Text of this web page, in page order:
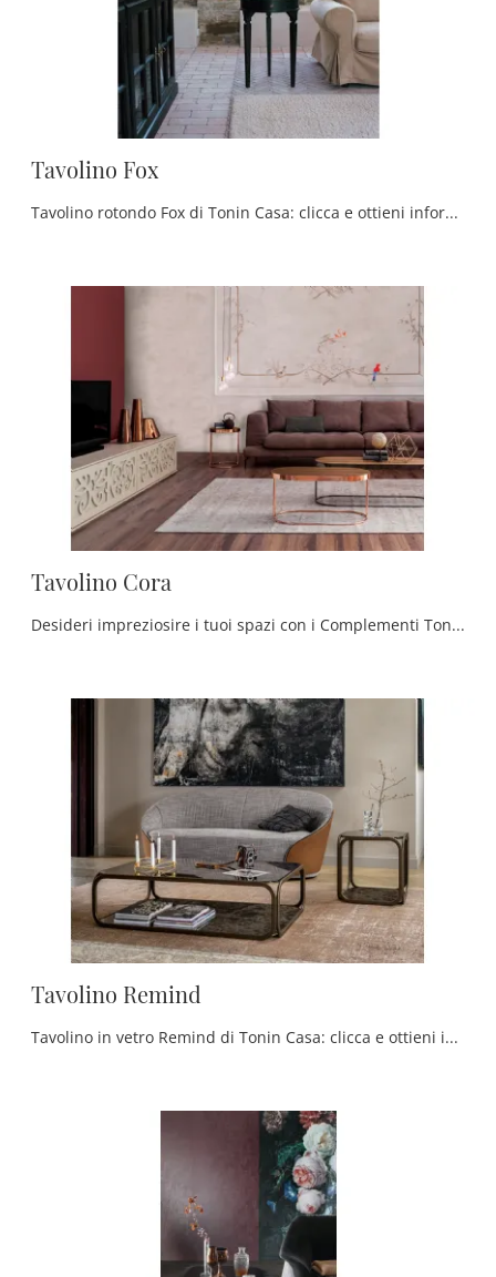
Tavolino Fox
Tavolino rotondo Fox di Tonin Casa: clicca e ottieni informazioni sui Complementi e tavolini classici in legno del rinomato brand!
Tavolino Cora
Desideri impreziosire i tuoi spazi con i Complementi Tonin Casa? Eccoti vari modelli di tavolini in legno come Tavolino Cora.
Tavolino Remind
Tavolino in vetro Remind di Tonin Casa: clicca e ottieni informazioni sui Complementi e tavolini classici in vetro del rinomato marchio!